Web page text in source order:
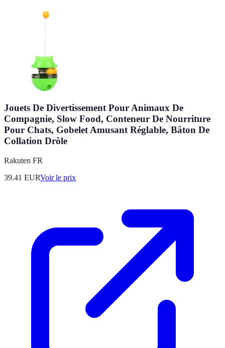
Jouets De Divertissement Pour Animaux De
Compagnie, Slow Food, Conteneur De Nourriture
Pour Chats, Gobelet Amusant Réglable, Bâton De
Collation Drôle
Rakuten FR
39.41 EURVoir le prix